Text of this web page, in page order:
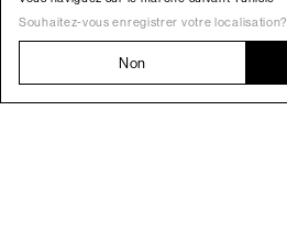
Souhaitez-vous enregistrer votre localisation?
Non